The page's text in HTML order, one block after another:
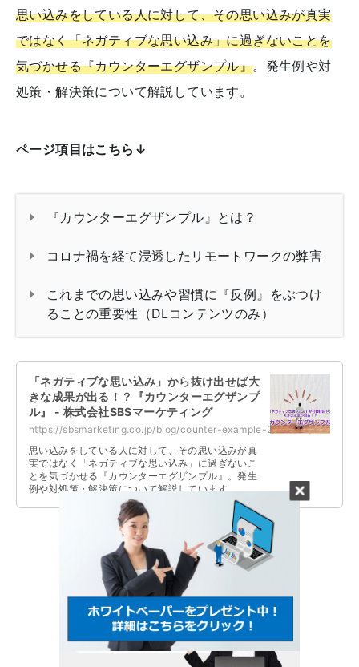
思い込みをしている人に対して、その思い込みが真実
ではなく「ネガティブな思い込み」に過ぎないことを
気づかせる『カウンターエグザンプル』。発生例や対
処策・解決策について解説しています。
ページ項目はこちら↓
『カウンターエグザンプル』とは？
コロナ禍を経て浸透したリモートワークの弊害
これまでの思い込みや習慣に『反例』をぶつけ
ることの重要性（DLコンテンツのみ）
「ネガティブな思い込み」から抜け出せば大
きな成果が出る！？『カウンターエグザンプ
ル』 - 株式会社SBSマーケティング
https://sbsmarketing.co.jp/blog/counter-example-2025-06/
思い込みをしている人に対して、その思い込みが真
実ではなく「ネガティブな思い込み」に過ぎないこ
とを気づかせる『カウンターエグザンプル』。発生
例や対処策・解決策について解説しています。